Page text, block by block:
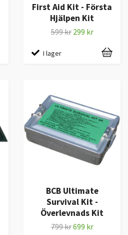
First Aid Kit - Första
Hjälpen Kit
599 kr 299 kr
I lager
BCB Ultimate
Survival Kit -
Överlevnads Kit
799 kr699 kr